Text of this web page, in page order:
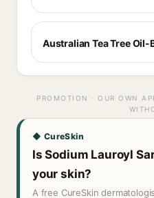
Australian Tea Tree Oil-
PROMOTION · OUR OWN
◆ CureSkin
Is Sodium Lauroyl
your skin?
A free CureSkin